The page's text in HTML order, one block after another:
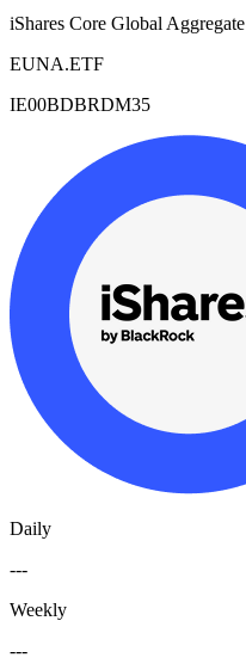
iShares Core Global Aggregate
EUNA.ETF
IE00BDBRDM35
Daily
---
Weekly
---